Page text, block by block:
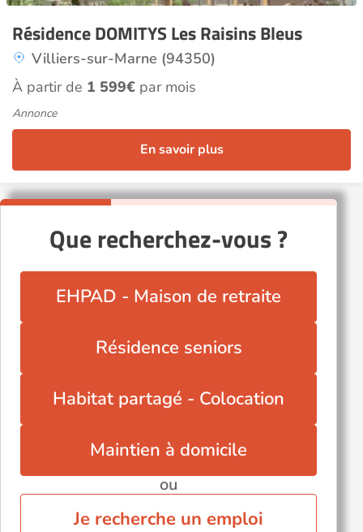
Résidence DOMITYS Les Raisins Bleus
Villiers-sur-Marne (94350)
À partir de 1 599€ par mois
Annonce
En savoir plus
Que recherchez-vous ?
EHPAD - Maison de retraite
Résidence seniors
Habitat partagé - Colocation
Maintien à domicile
ou
Je recherche un emploi